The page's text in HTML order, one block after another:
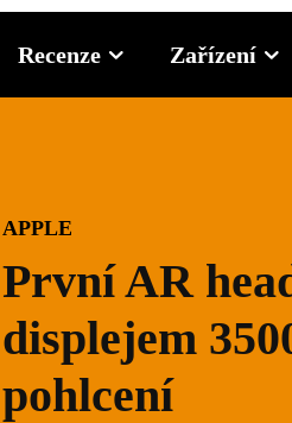
Recenze Zařízení
APPLE
První AR
displejem
pohlcení